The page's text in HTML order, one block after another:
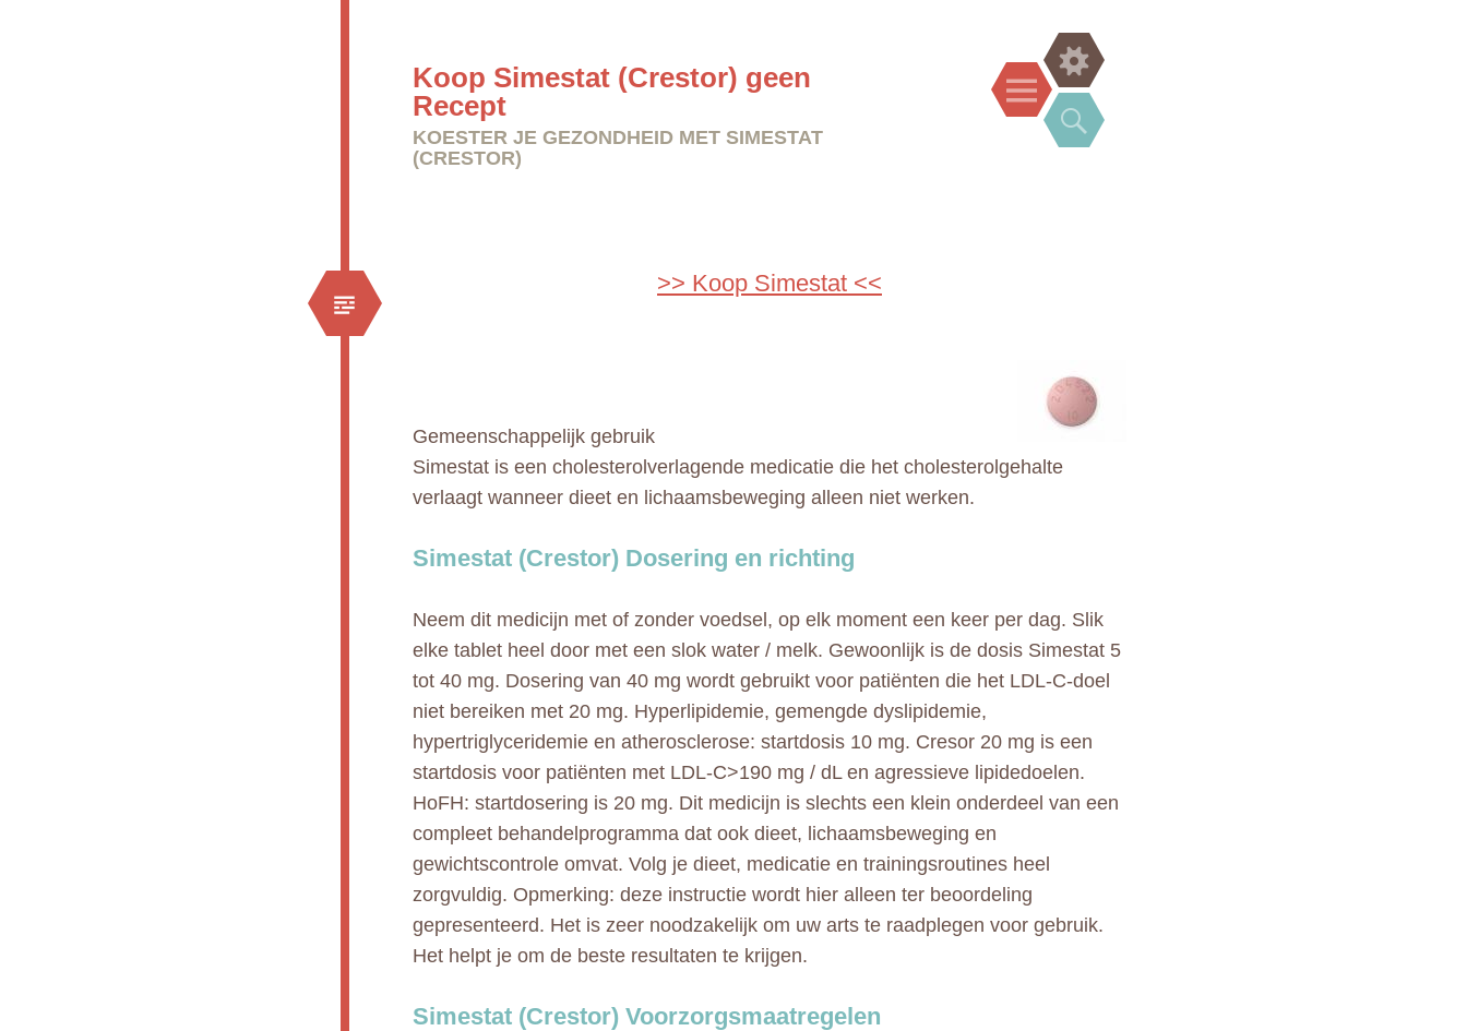
Koop Simestat (Crestor) geen
Recept
KOESTER JE GEZONDHEID MET SIMESTAT
(CRESTOR)
Menu
Widgets
Search
>> Koop Simestat <<
Gemeenschappelijk gebruik
Simestat is een cholesterolverlagende medicatie die het cholesterolgehalte
verlaagt wanneer dieet en lichaamsbeweging alleen niet werken.
Simestat (Crestor) Dosering en richting
Neem dit medicijn met of zonder voedsel, op elk moment een keer per dag. Slik
elke tablet heel door met een slok water / melk. Gewoonlijk is de dosis Simestat 5
tot 40 mg. Dosering van 40 mg wordt gebruikt voor patiënten die het LDL-C-doel
niet bereiken met 20 mg. Hyperlipidemie, gemengde dyslipidemie,
hypertriglyceridemie en atherosclerose: startdosis 10 mg. Cresor 20 mg is een
startdosis voor patiënten met LDL-C>190 mg / dL en agressieve lipidedoelen.
HoFH: startdosering is 20 mg. Dit medicijn is slechts een klein onderdeel van een
compleet behandelprogramma dat ook dieet, lichaamsbeweging en
gewichtscontrole omvat. Volg je dieet, medicatie en trainingsroutines heel
zorgvuldig. Opmerking: deze instructie wordt hier alleen ter beoordeling
gepresenteerd. Het is zeer noodzakelijk om uw arts te raadplegen voor gebruik.
Het helpt je om de beste resultaten te krijgen.
Simestat (Crestor) Voorzorgsmaatregelen